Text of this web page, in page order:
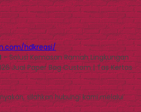
hdkreasi/
- Solusi Kemasan Ramah Lingkungan
Jual Paper Bag Custom | Tas Kertas
silahkan hubungi kami melalui